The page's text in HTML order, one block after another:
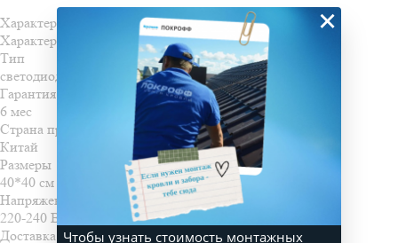
Характеристики
Характеристики
Тип
светодиодная консоль
Гарантия
6 мес
Страна производства
Китай
Размеры
40*40 см
Напряжение питания
220-240 В / 50 Гц
Доставка и оплата
×
Чтобы узнать стоимость монтажных